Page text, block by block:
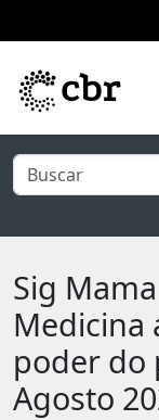
Sig
Medicina
poder do
Agosto